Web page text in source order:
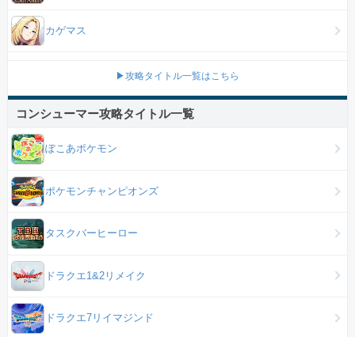
カゲマス
▶攻略タイトル一覧はこちら
コンシューマー攻略タイトル一覧
ぽこあポケモン
ポケモンチャンピオンズ
タスクバーヒーロー
ドラクエ1&2リメイク
ドラクエ7リイマジンド